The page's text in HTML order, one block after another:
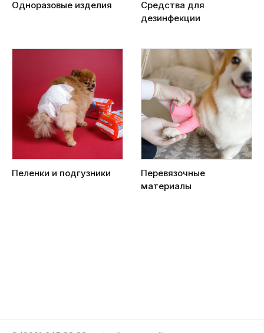
Одноразовые изделия
Средства для
дезинфекции
Пеленки и подгузники
Перевязочные
материалы